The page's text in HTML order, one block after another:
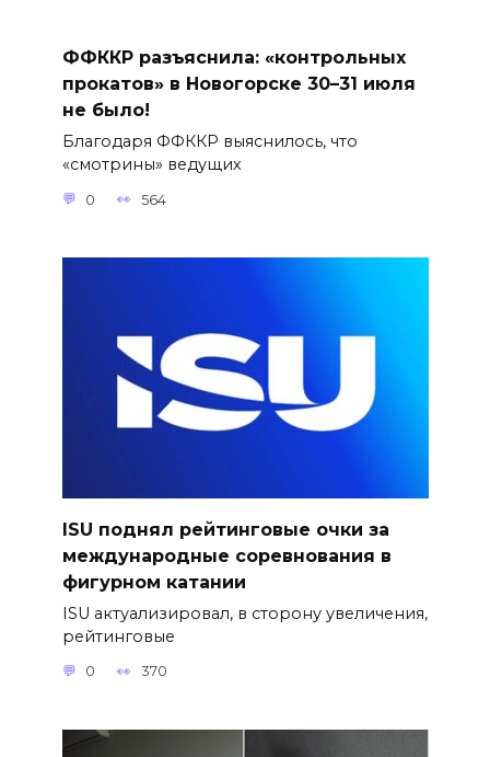
ФФККР разъяснила: «контрольных
прокатов» в Новогорске 30–31 июля
не было!
Благодаря ФФККР выяснилось, что
«смотрины» ведущих
0 564
ISU поднял рейтинговые очки за
международные соревнования в
фигурном катании
ISU актуализировал, в сторону увеличения,
рейтинговые
0 370